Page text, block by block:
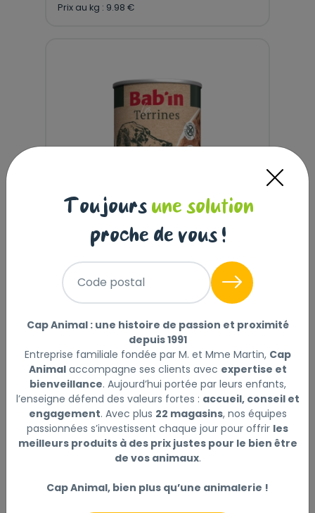
Prix au kg : 9.98 €
BAB'IN TERRINE CHIEN
ADULTE POULET - 400G
3,59 €
Prix au kg : 8.98 €
Toujours une solution
proche de vous !
Code postal
Cap Animal : une histoire de passion et proximité
depuis 1991
Entreprise familiale fondée par M. et Mme Martin, Cap
Animalaccompagne ses clients avec expertise et
bienveillance. Aujourd’hui portée par leurs enfants,
l’enseigne défend des valeurs fortes : accueil, conseil et
engagement. Avec plus 22 magasins, nos équipes
passionnées s’investissent chaque jour pour offrir les
meilleurs produits à des prix justes pour le bien être
de vos animaux.
Cap Animal, bien plus qu’une animalerie !